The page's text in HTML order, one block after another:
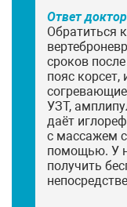
Ответ
Обратиться
сроков
пояс корсет,
УЗТ,
даёт
с массажем
помощью. У
получить